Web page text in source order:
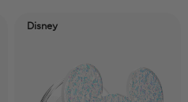
Disney